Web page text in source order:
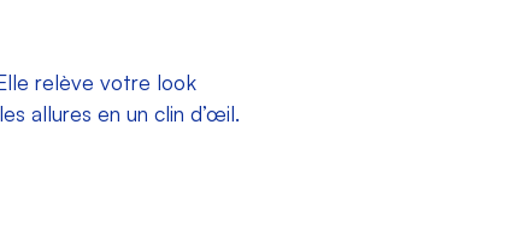
relève votre look
allures en un clin d’œil.